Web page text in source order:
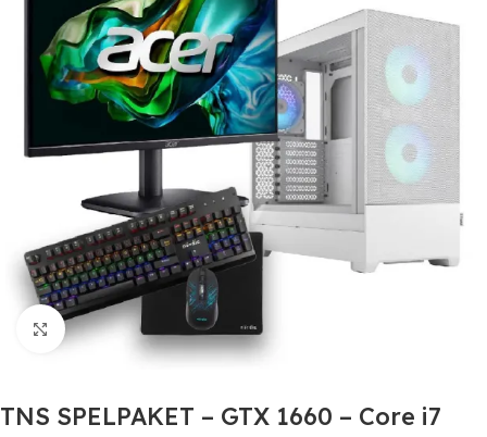
Click to enlarge
TNS SPELPAKET – GTX 1660 – Core i7